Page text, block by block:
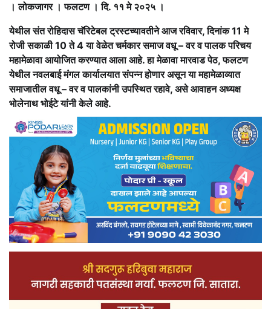
। लोकजागर । फलटण । दि. ११ मे २०२५ ।
येथील संत रोहिदास चॅरिटेबल ट्रस्टच्यावतीने आज रविवार, दिनांक 11 मे
रोजी सकाळी 10 ते 4 या वेळेत चर्मकार समाज वधू – वर व पालक परिचय
महामेळावा आयोजित करण्यात आला आहे. हा मेळावा मारवाड पेठ, फलटण
येथील नवलबाई मंगल कार्यालयात संपन्न होणार असून या महामेळाव्यात
समाजातील वधू – वर व पालकांनी उपस्थित रहावे, असे आवाहन अध्यक्ष
भोलेनाथ भोईटे यांनी केले आहे.